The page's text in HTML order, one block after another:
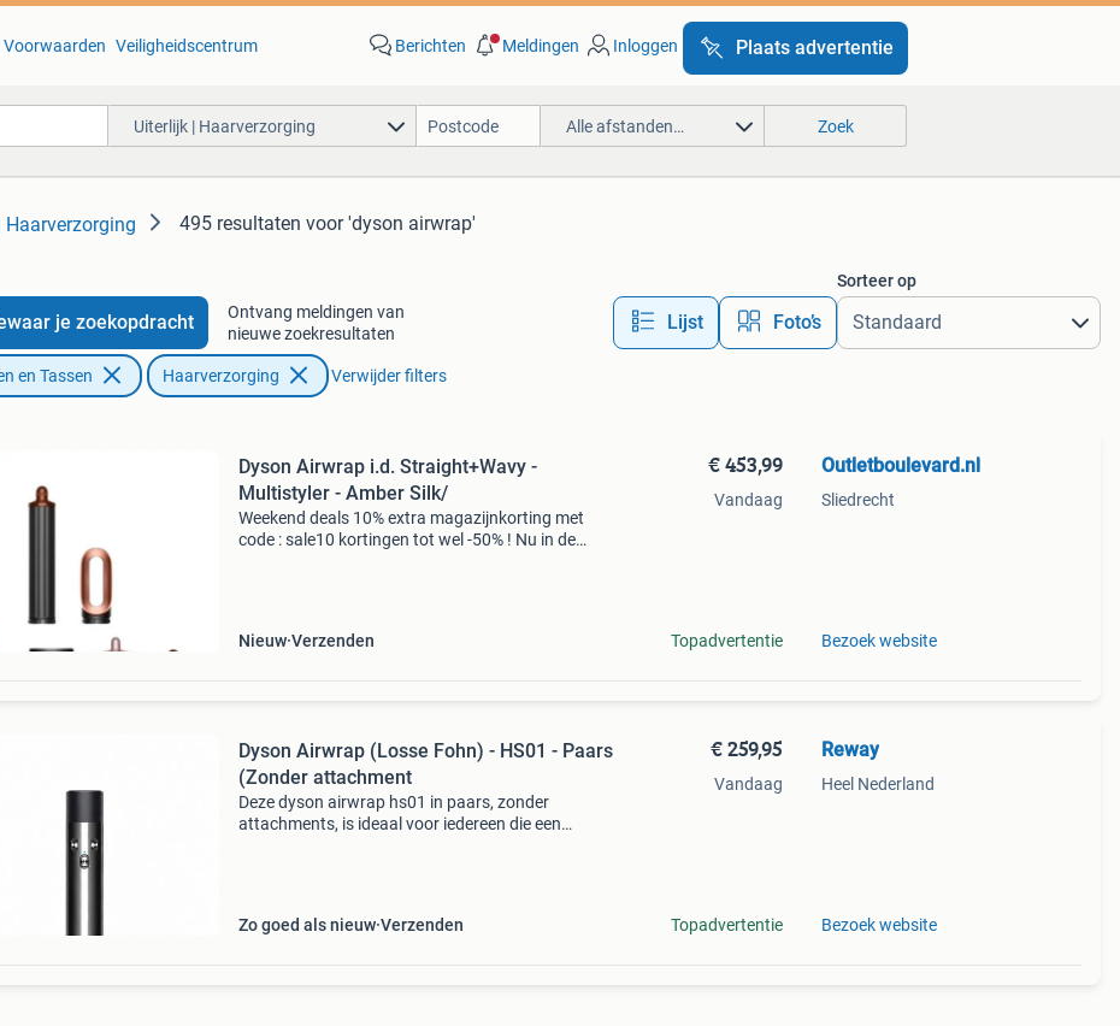
Voorwaarden Veiligheidscentrum Berichten Meldingen Inloggen Plaats advertentie
Uiterlijk | Haarverzorging Alle afstanden… Zoek
Haarverzorging 495 resultaten voor 'dyson airwrap'
je zoekopdracht
Ontvang meldingen van
nieuwe zoekresultaten
Lijst Foto’s
Sorteer op
en Tassen Haarverzorging Verwijder filters
Dyson Airwrap i.d. Straight+Wavy -
Multistyler - Amber Silk/
Weekend deals 10% extra magazijnkorting met
code : sale10 kortingen tot wel -50% ! Nu in de
Nieuw Verzenden
€ 453,99
Vandaag
Topadvertentie
Outletboulevard.nl
Sliedrecht
Bezoek website
Dyson Airwrap (Losse Fohn) - HS01 - Paars
(Zonder attachment
Deze dyson airwrap hs01 in paars, zonder
attachments, is ideaal voor iedereen die een
Zo goed als nieuw Verzenden
€ 259,95
Vandaag
Topadvertentie
Reway
Heel Nederland
Bezoek website